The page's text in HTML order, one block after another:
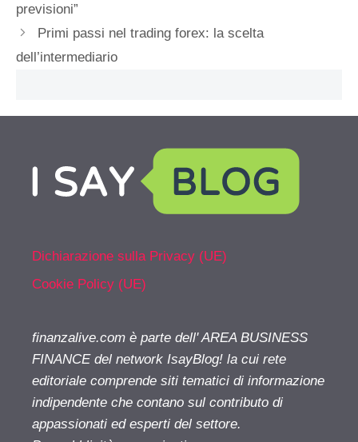
previsioni”
Primi passi nel trading forex: la scelta
dell’intermediario
Dichiarazione sulla Privacy (UE)
Cookie Policy (UE)
finanzalive.com è parte dell' AREA BUSINESS
FINANCE del network IsayBlog! la cui rete
editoriale comprende siti tematici di informazione
indipendente che contano sul contributo di
appassionati ed esperti del settore.